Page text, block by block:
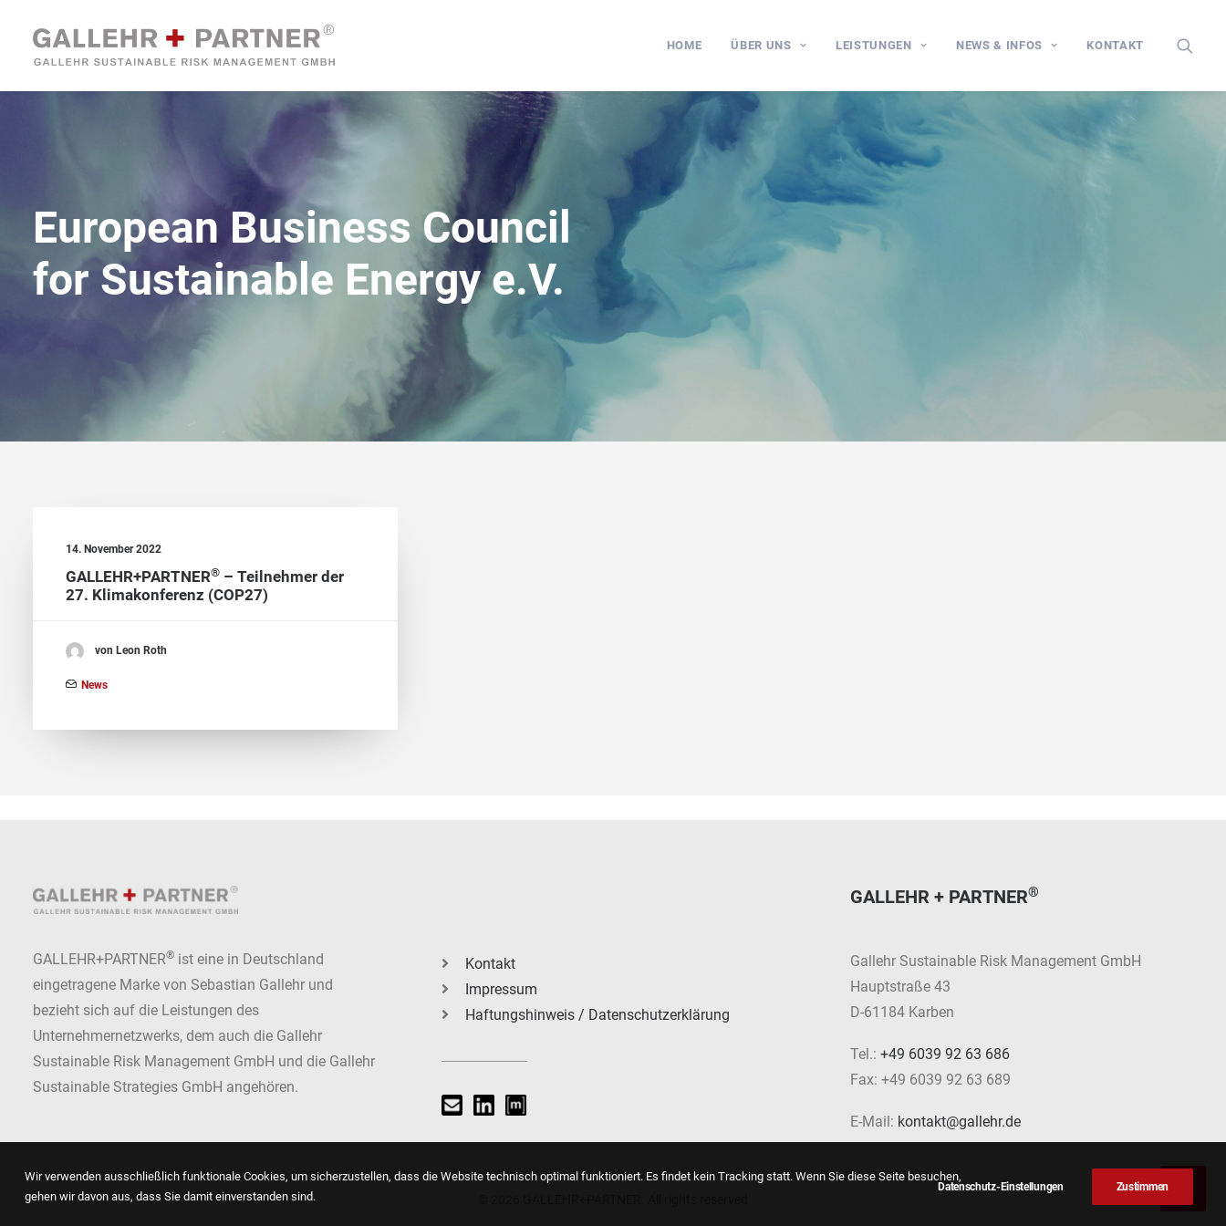
HOME ÜBER UNS LEISTUNGEN NEWS & INFOS KONTAKT
European Business Council
for Sustainable Energy e.V.
14. November 2022
GALLEHR+PARTNER® – Teilnehmer der
27. Klimakonferenz (COP27)
von Leon Roth
News
GALLEHR+PARTNER® ist eine in Deutschland
eingetragene Marke von Sebastian Gallehr und
bezieht sich auf die Leistungen des
Unternehmernetzwerks, dem auch die Gallehr
Sustainable Risk Management GmbH und die Gallehr
Sustainable Strategies GmbH angehören.
Kontakt
Impressum
Haftungshinweis / Datenschutzerklärung
GALLEHR + PARTNER®
Gallehr Sustainable Risk Management GmbH
Hauptstraße 43
D-61184 Karben
Tel.: +49 6039 92 63 686
Fax: +49 6039 92 63 689
E-Mail: kontakt@gallehr.de
Wir verwenden ausschließlich funktionale Cookies, um sicherzustellen, dass die Website technisch optimal funktioniert. Es findet kein Tracking statt. Wenn Sie diese Seite besuchen,
gehen wir davon aus, dass Sie damit einverstanden sind.
Datenschutz-Einstellungen Zustimmen